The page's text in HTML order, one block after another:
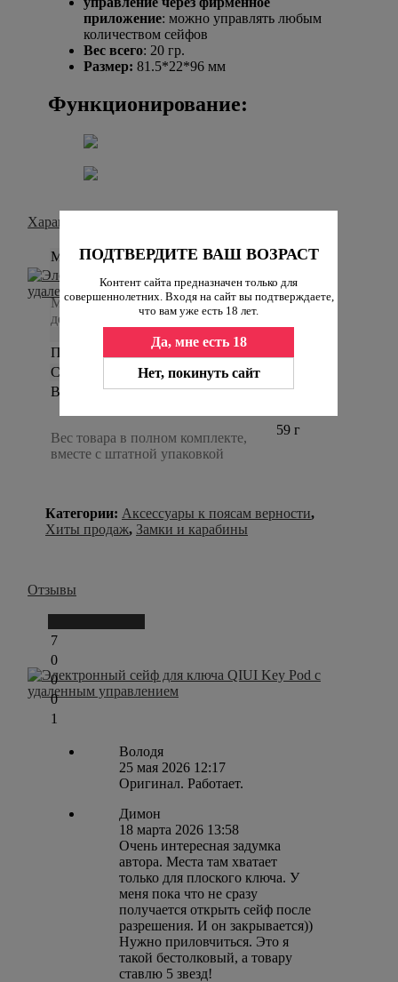
ПОДТВЕРДИТЕ ВАШ ВОЗРАСТ
Контент сайта предназначен только для
совершеннолетних. Входя на сайт вы подтверждаете,
что вам уже есть 18 лет.
Да, мне есть 18
Нет, покинуть сайт
приложение: можно управлять любым
количеством сейфов
Вес всего: 20 гр.
Размер: 81.5*22*96 мм
Функционирование:
Характеристики
Материал
Материал, из которого изготовлен
девайс.
пластик
Производитель
Страна происхождения
Вес в упаковке:
Вес товара в полном комплекте,
вместе с штатной упаковкой
59 г
Категории: Аксессуары к поясам верности,
Хиты продаж, Замки и карабины
Отзывы
7
0
0
0
1
Володя
25 мая 2026 12:17
Оригинал. Работает.
Димон
18 марта 2026 13:58
Очень интересная задумка
автора. Места там хватает
только для плоского ключа. У
меня пока что не сразу
получается открыть сейф после
разрешения. И он закрывается))
Нужно приловчиться. Это я
такой бестолковый, а товару
ставлю 5 звезд!